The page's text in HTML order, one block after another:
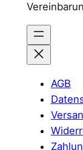
AGB